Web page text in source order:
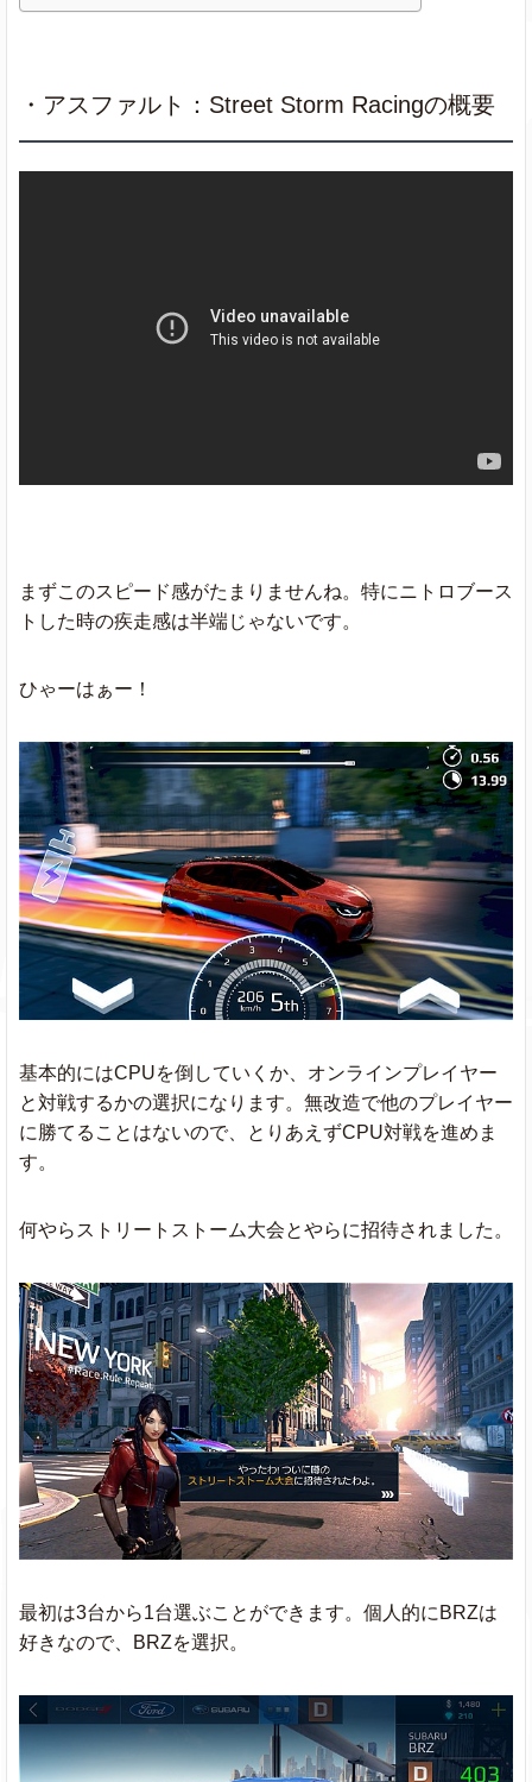
・アスファルト：Street Storm Racingの概要
まずこのスピード感がたまりませんね。特にニトロブース
トした時の疾走感は半端じゃないです。
ひゃーはぁー！
基本的にはCPUを倒していくか、オンラインプレイヤー
と対戦するかの選択になります。無改造で他のプレイヤー
に勝てることはないので、とりあえずCPU対戦を進めま
す。
何やらストリートストーム大会とやらに招待されました。
最初は3台から1台選ぶことができます。個人的にBRZは
好きなので、BRZを選択。